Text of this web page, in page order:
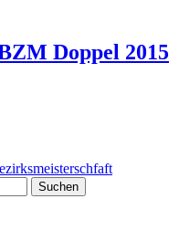
Doppel 2015